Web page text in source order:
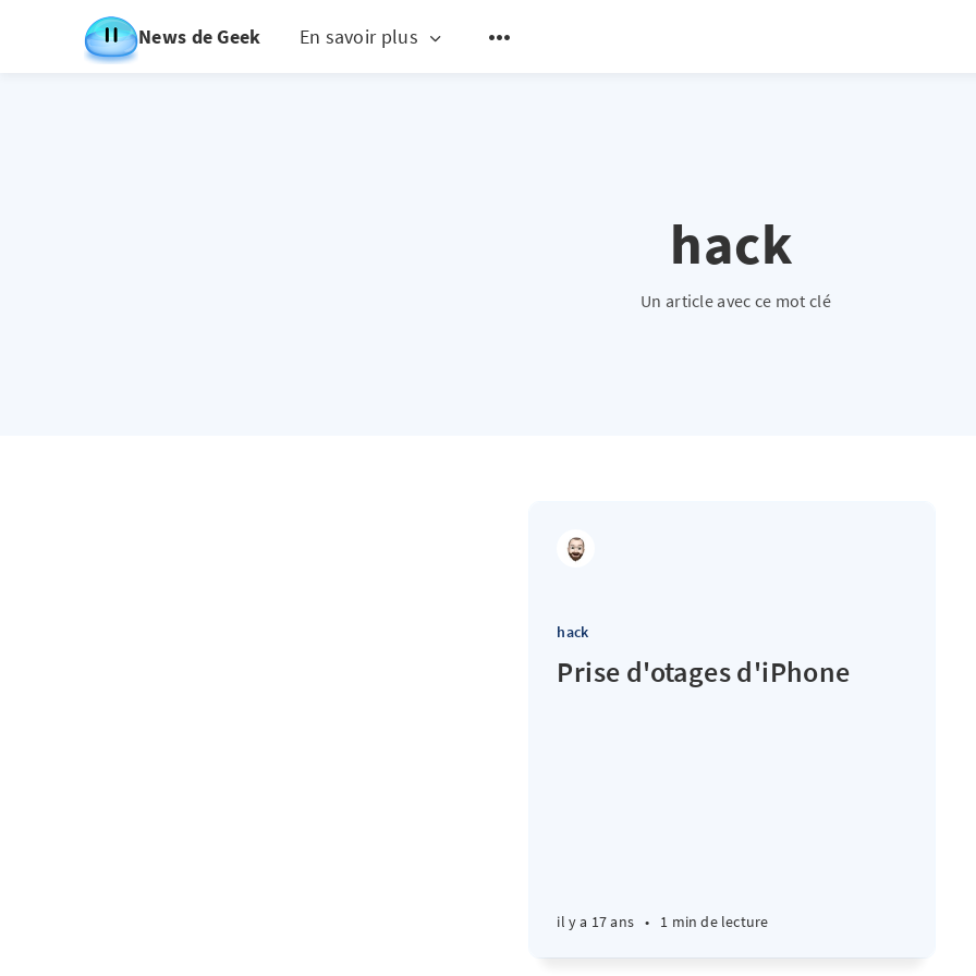
News de Geek En savoir plus
hack
Un article avec ce mot clé
hack
Prise d'otages d'iPhone
il y a 17 ans • 1 min de lecture